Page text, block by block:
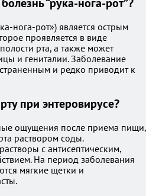
нога-рот») является острым
проявляется в виде
рта, а также может
и гениталии. Заболевание
и редко приводит к
при энтеровирусе?
ощущения после приема пищи,
раствором соды.
с антисептическим,
На период заболевания
мягкие щетки и